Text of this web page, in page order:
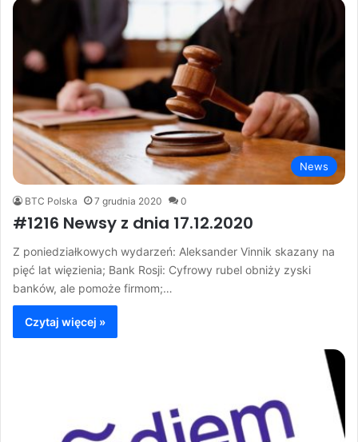
News
BTC Polska 7 grudnia 2020 0
#1216 Newsy z dnia 17.12.2020
Z poniedziałkowych wydarzeń: Aleksander Vinnik skazany na
pięć lat więzienia; Bank Rosji: Cyfrowy rubel obniży zyski
banków, ale pomoże firmom;…
Czytaj więcej »